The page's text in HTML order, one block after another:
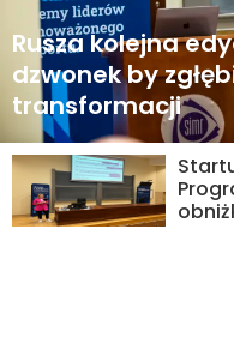
Rusza kolejna
dzwonek by
transformacji